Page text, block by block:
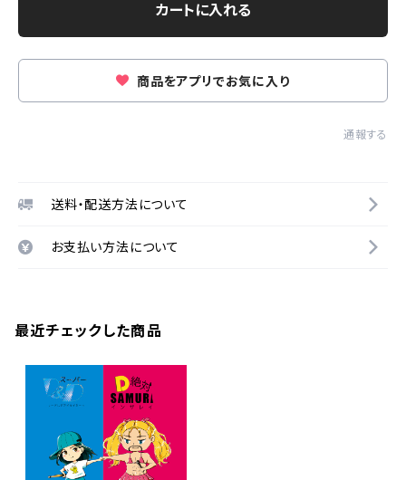
カートに入れる
商品をアプリでお気に入り
通報する
送料・配送方法について
お支払い方法について
最近チェックした商品